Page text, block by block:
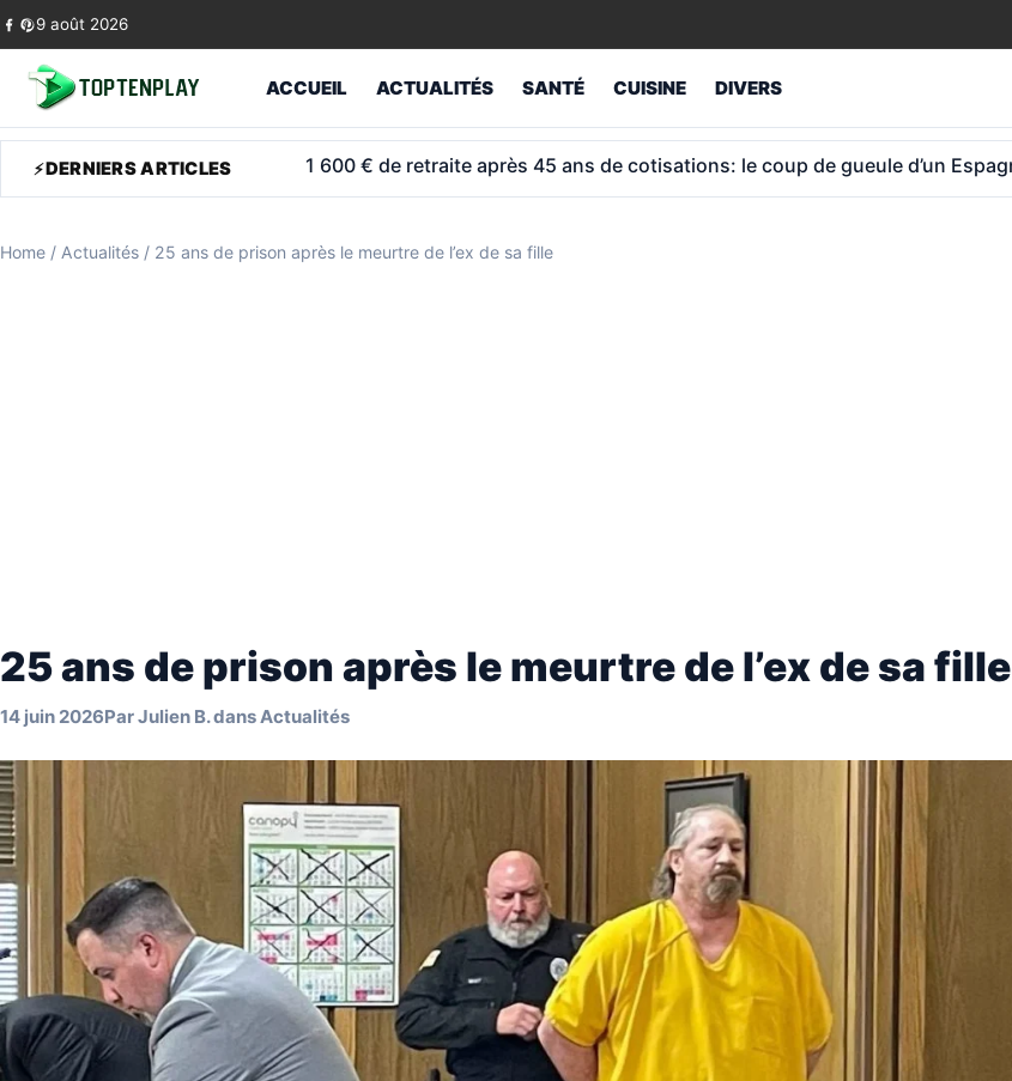
Skip to content
9 août 2026
ACCUEIL ACTUALITÉS SANTÉ CUISINE DIVERS
DERNIERS ARTICLES ASPA 2026: l’allocation pour retraités atteint 1 043 € et non 1 012 €
Home / Actualités / 25 ans de prison après le meurtre de l’ex de sa fille
25 ans de prison après le meurtre de l’ex de sa fille
14 juin 2026ParJulien B.dansActualités